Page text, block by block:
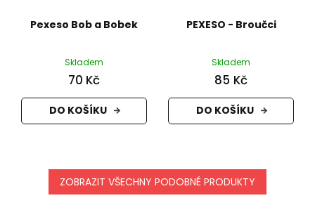
Pexeso Bob a Bobek
Skladem
70 Kč
DO KOŠÍKU
PEXESO - Broučci
Skladem
85 Kč
DO KOŠÍKU
ZOBRAZIT VŠECHNY PODOBNÉ PRODUKTY